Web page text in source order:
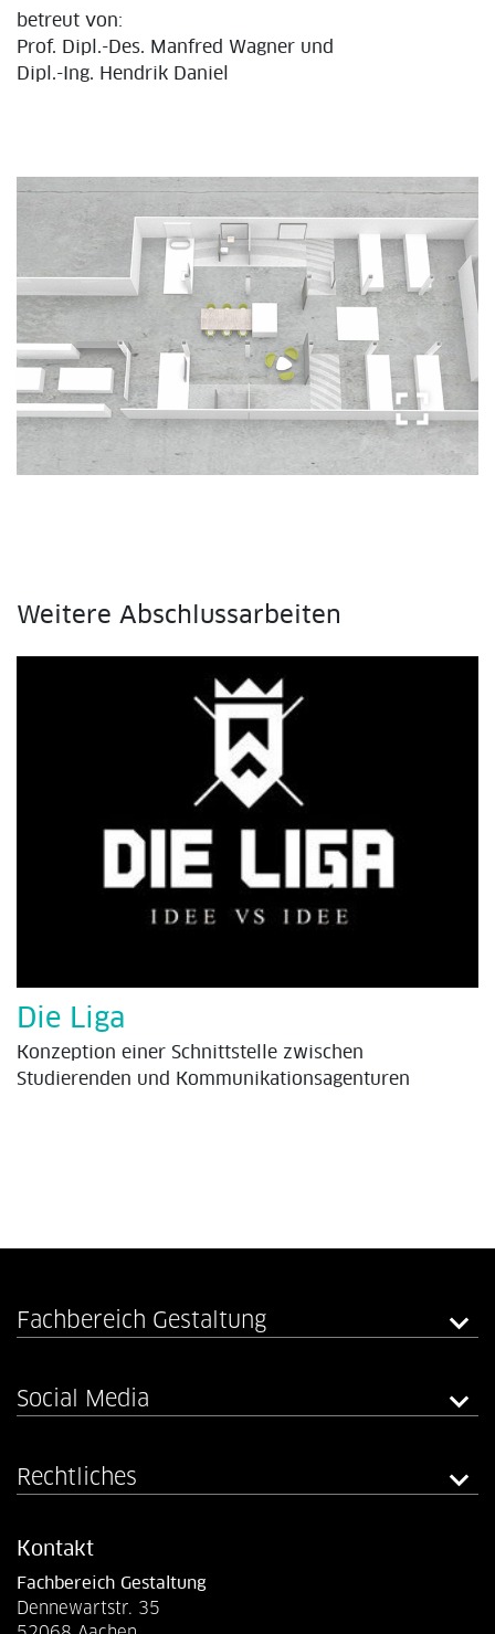
betreut von:
Prof. Dipl.-Des. Manfred Wagner und
Dipl.-Ing. Hendrik Daniel
fullscreen
Weitere Abschlussarbeiten
Die Liga
Konzeption einer Schnittstelle zwischen
Studierenden und Kommunikationsagenturen
Fachbereich Gestaltung
Social Media
Rechtliches
Kontakt
Fachbereich Gestaltung
Dennewartstr. 35